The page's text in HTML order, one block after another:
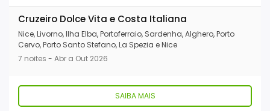
Cruzeiro Dolce Vita e Costa Italiana
Nice, Livorno, Ilha Elba, Portoferraio, Sardenha, Alghero, Porto
Cervo, Porto Santo Stefano, La Spezia e Nice
7 noites - Abr a Out 2026
SAIBA MAIS